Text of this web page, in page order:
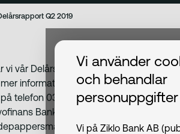
Q2 2019
vi vår Delårsrapport för andra
mer information kontakta vår VD
telefon 031-83 88 00. Informationen
Bank AB skall offentliggöra
(SFS 2007:528).
Vi använder
och behandlar
personuppgifter
Vi på Ziklo Bank AB